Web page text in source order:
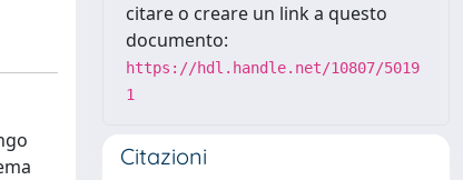
citare o creare un link a questo
documento:
https://hdl.handle.net/10807/5019
1
Citazioni